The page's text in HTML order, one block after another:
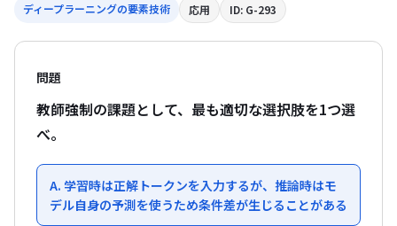
ディープラーニングの要素技術 応用 ID: G-293
問題
教師強制の課題として、最も適切な選択肢を1つ選
べ。
A. 学習時は正解トークンを入力するが、推論時はモ
デル自身の予測を使うため条件差が生じることがある